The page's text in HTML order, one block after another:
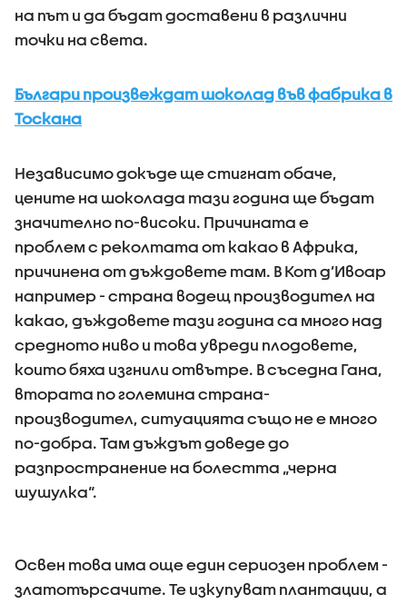
на път и да бъдат доставени в различни
точки на света.
Българи произвеждат шоколад във фабрика в
Тоскана
Независимо докъде ще стигнат обаче,
цените на шоколада тази година ще бъдат
значително по-високи. Причината е
проблем с реколтата от какао в Африка,
причинена от дъждовете там. В Кот д’Ивоар
например - страна водещ производител на
какао, дъждовете тази година са много над
средното ниво и това увреди плодовете,
които бяха изгнили отвътре. В съседна Гана,
втората по големина страна-
производител, ситуацията също не е много
по-добра. Там дъждът доведе до
разпространение на болестта „черна
шушулка“.
Освен това има още един сериозен проблем -
златотърсачите. Те изкупуват плантации, а